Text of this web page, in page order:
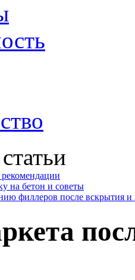
на бетон и советы
филлеров после вскрытия и